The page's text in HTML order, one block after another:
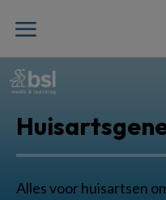
Alles voor huisartsen